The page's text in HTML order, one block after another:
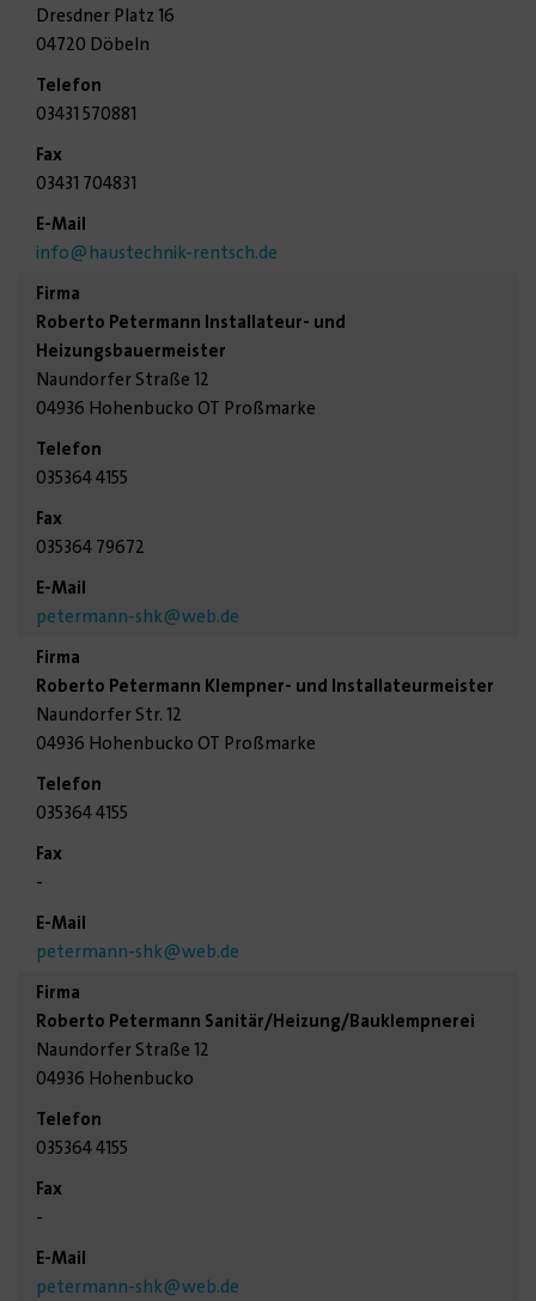
Dresdner Platz 16
04720 Döbeln
03431 570881
03431 704831
info@haustechnik-rentsch.de
Roberto Petermann Installateur- und
Heizungsbauermeister
Naundorfer Straße 12
04936 Hohenbucko OT Proßmarke
035364 4155
035364 79672
petermann-shk@web.de
Roberto Petermann Klempner- und Installateurmeister
Naundorfer Str. 12
04936 Hohenbucko OT Proßmarke
035364 4155
-
petermann-shk@web.de
Roberto Petermann Sanitär/Heizung/Bauklempnerei
Naundorfer Straße 12
04936 Hohenbucko
035364 4155
-
petermann-shk@web.de